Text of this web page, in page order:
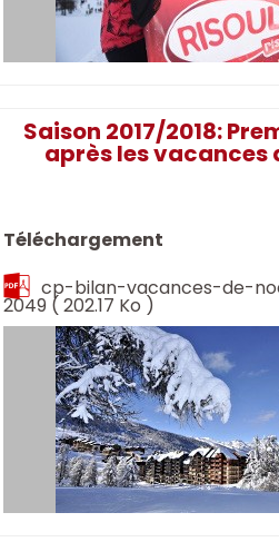
Saison 2017/2018:
après les vacances
Téléchargement
cp-bilan-vacances-de-
2049 ( 202.17 Ko )